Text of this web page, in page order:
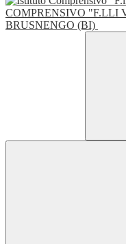
COMPRENSIVO "F.LLI
BRUSNENGO (BI)